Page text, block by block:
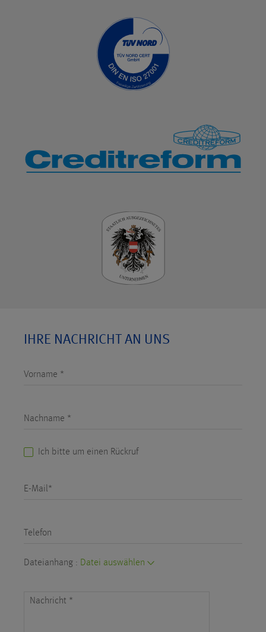
IHRE NACHRICHT AN UNS
Vorname *
Nachname *
Ich bitte um einen Rückruf
E-Mail*
Telefon
Dateianhang : Datei auswählen
Nachricht *